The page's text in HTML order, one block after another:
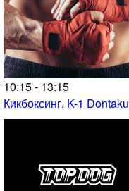
10:15 - 13:15
Кикбоксинг. K-1 Dontaku